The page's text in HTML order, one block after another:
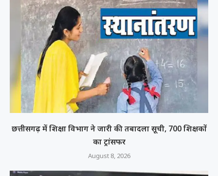
छत्तीसगढ़ में शिक्षा विभाग ने जारी की तबादला सूची, 700 शिक्षकों
का ट्रांसफर
August 8, 2026